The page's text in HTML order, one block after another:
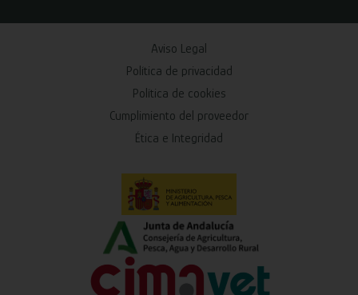
Aviso Legal
Política de privacidad
Política de cookies
Cumplimiento del proveedor
Ética e Integridad